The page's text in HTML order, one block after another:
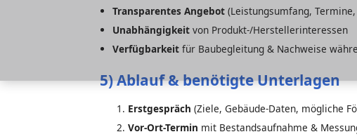
Transparentes Angebot(Leistungsumfang,
Unabhängigkeitvon Produkt-/Herstellerinteressen
Verfügbarkeitfür Baubegleitung & Nachweise
5) Ablauf & benötigte Unterlagen
Erstgespräch (Ziele, Gebäude-Daten, mögliche
Vor-Ort-Termin mit Bestandsaufnahme &